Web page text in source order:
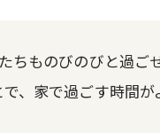
ものびのびと過ご
、家で過ごす時間